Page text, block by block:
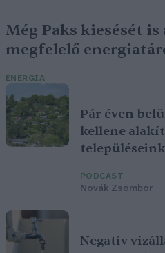
Még Paks kiesését
megfelelő
ENERGIA
Pár éven
kellene
PODCAST
Novák Zsombor
Negatív